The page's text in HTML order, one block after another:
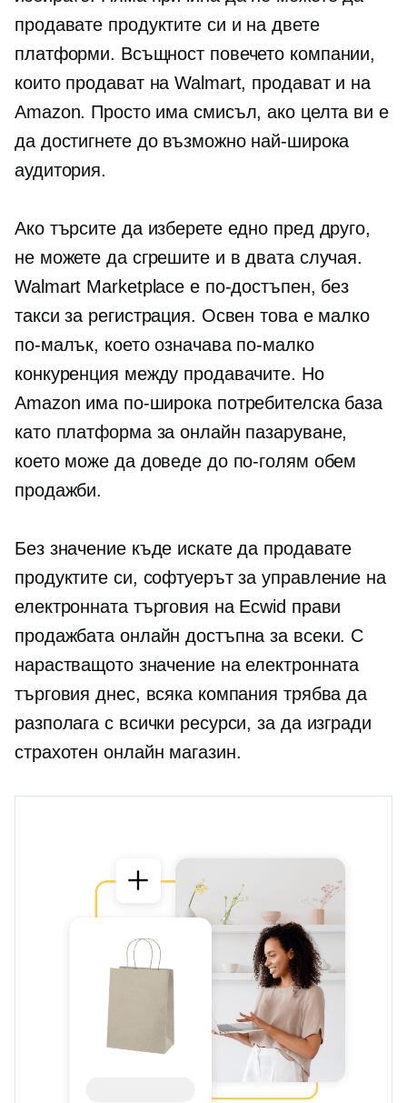
продавате продуктите си и на двете
платформи. Всъщност повечето компании,
които продават на Walmart, продават и на
Amazon. Просто има смисъл, ако целта ви е
да достигнете до възможно най-широка
аудитория.
Ако търсите да изберете едно пред друго,
не можете да сгрешите и в двата случая.
Walmart Marketplace е по-достъпен, без
такси за регистрация. Освен това е малко
по-малък, което означава по-малко
конкуренция между продавачите. Но
Amazon има по-широка потребителска база
като платформа за онлайн пазаруване,
което може да доведе до по-голям обем
продажби.
Без значение къде искате да продавате
продуктите си, софтуерът за управление на
електронната търговия на Ecwid прави
продажбата онлайн достъпна за всеки. С
нарастващото значение на електронната
търговия днес, всяка компания трябва да
разполага с всички ресурси, за да изгради
страхотен онлайн магазин.